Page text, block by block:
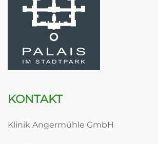
KONTAKT
Klinik Angermühle GmbH